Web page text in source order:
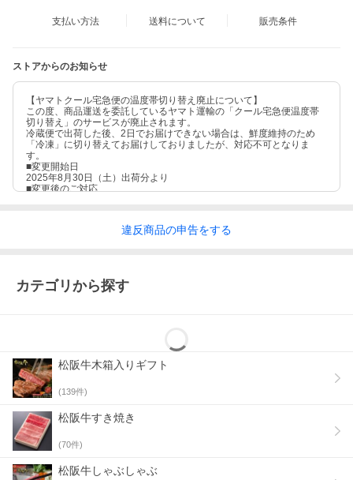
支払い方法 送料について 販売条件
ストアからのお知らせ
【ヤマトクール宅急便の温度帯切り替え廃止について】
この度、商品運送を委託しているヤマト運輸の「クール宅急便温度帯
切り替え」のサービスが廃止されます。
冷蔵便で出荷した後、2日でお届けできない場合は、鮮度維持のため
「冷凍」に切り替えてお届けしておりましたが、対応不可となりま
す。
■変更開始日
2025年8月30日（土）出荷分より
■変更後のご対応
違反商品の申告をする
カテゴリから探す
松阪牛木箱入りギフト
(139件)
松阪牛すき焼き
(70件)
松阪牛しゃぶしゃぶ